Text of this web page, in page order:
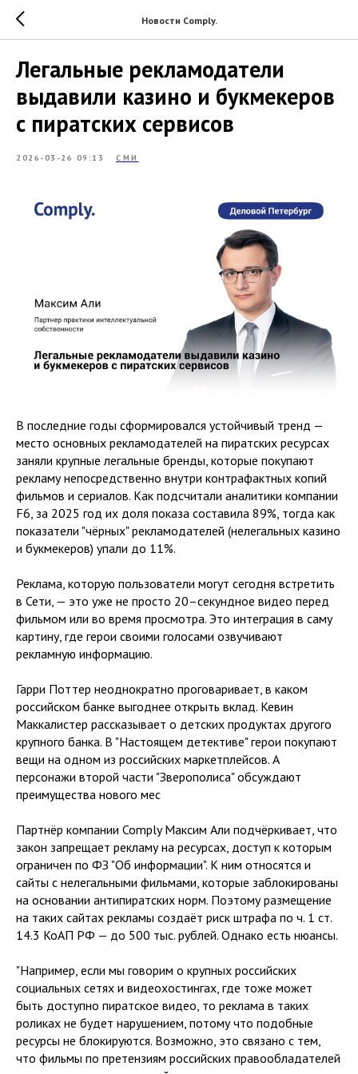
Новости Comply.
Легальные рекламодатели
выдавили казино и букмекеров
с пиратских сервисов
2026-03-26 09:13 СМИ
В последние годы сформировался устойчивый тренд —
место основных рекламодателей на пиратских ресурсах
заняли крупные легальные бренды, которые покупают
рекламу непосредственно внутри контрафактных копий
фильмов и сериалов. Как подсчитали аналитики компании
F6, за 2025 год их доля показа составила 89%, тогда как
показатели "чёрных" рекламодателей (нелегальных казино
и букмекеров) упали до 11%.
Реклама, которую пользователи могут сегодня встретить
в Сети, — это уже не просто 20–секундное видео перед
фильмом или во время просмотра. Это интеграция в саму
картину, где герои своими голосами озвучивают
рекламную информацию.
Гарри Поттер неоднократно проговаривает, в каком
российском банке выгоднее открыть вклад. Кевин
Маккалистер рассказывает о детских продуктах другого
крупного банка. В "Настоящем детективе" герои покупают
вещи на одном из российских маркетплейсов. А
персонажи второй части "Зверополиса" обсуждают
преимущества нового мес
Партнёр компании Comply Максим Али подчёркивает, что
закон запрещает рекламу на ресурсах, доступ к которым
ограничен по ФЗ "Об информации". К ним относятся и
сайты с нелегальными фильмами, которые заблокированы
на основании антипиратских норм. Поэтому размещение
на таких сайтах рекламы создаёт риск штрафа по ч. 1 ст.
14.3 КоАП РФ — до 500 тыс. рублей. Однако есть нюансы.
"Например, если мы говорим о крупных российских
социальных сетях и видеохостингах, где тоже может
быть доступно пиратское видео, то реклама в таких
роликах не будет нарушением, потому что подобные
ресурсы не блокируются. Возможно, это связано с тем,
что фильмы по претензиям российских правообладателей